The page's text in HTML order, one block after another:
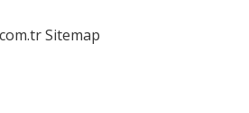
Sitemap